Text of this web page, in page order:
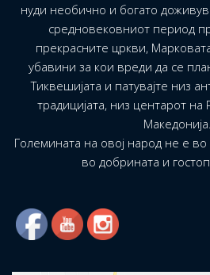
нуди необично и богато
средновековниот период
прекрасните цркви,
убавини за кои вреди да се
Тиквешијата и патувајте низ
традицијата, низ центарот
Македонија.
Големината на овој народ не е во
во добрината и